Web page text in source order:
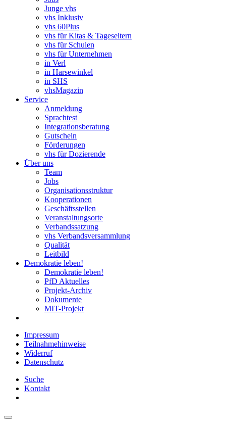
Junge vhs
vhs Inklusiv
vhs 60Plus
vhs für Kitas & Tageseltern
vhs für Schulen
vhs für Unternehmen
in Verl
in Harsewinkel
in SHS
vhsMagazin
Service
Anmeldung
Sprachtest
Integrationsberatung
Gutschein
Förderungen
vhs für Dozierende
Über uns
Team
Jobs
Organisationsstruktur
Kooperationen
Geschäftsstellen
Veranstaltungsorte
Verbandssatzung
vhs Verbandsversammlung
Qualität
Leitbild
Demokratie leben!
Demokratie leben!
PfD Aktuelles
Projekt-Archiv
Dokumente
MIT-Projekt
Impressum
Teilnahmehinweise
Widerruf
Datenschutz
Suche
Kontakt